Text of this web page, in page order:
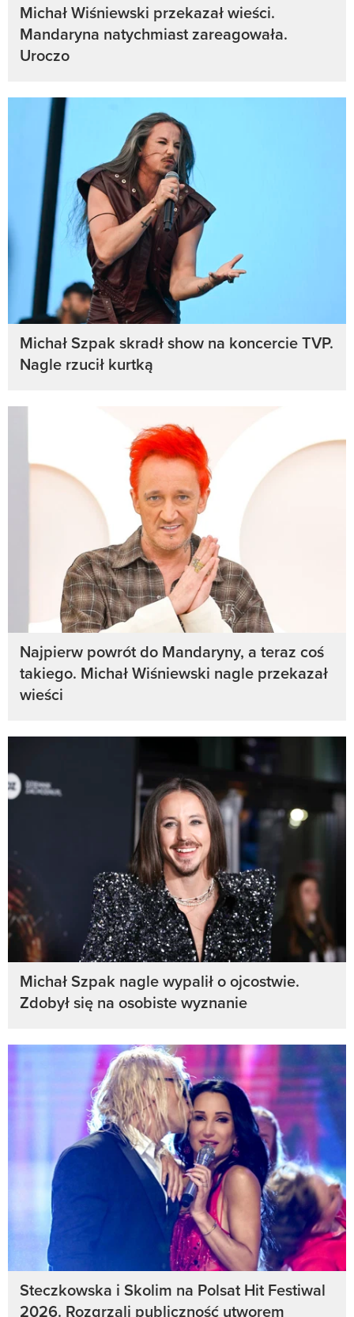
Michał Wiśniewski przekazał wieści.
Mandaryna natychmiast zareagowała.
Uroczo
Michał Szpak skradł show na koncercie TVP.
Nagle rzucił kurtką
Najpierw powrót do Mandaryny, a teraz coś
takiego. Michał Wiśniewski nagle przekazał
wieści
Michał Szpak nagle wypalił o ojcostwie.
Zdobył się na osobiste wyznanie
Steczkowska i Skolim na Polsat Hit Festiwal
2026. Rozgrzali publiczność utworem